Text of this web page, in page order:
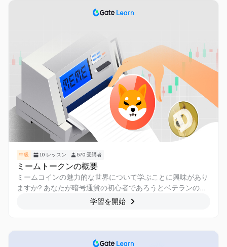
ネットワークの背後にある基本的な概念を探求するための知
ードトークンが持つ可能性を解き放ちながら、このエキサイ
ティングな旅に参加してください。
中級 10 レッスン 570 受講者
ミームトークンの概要
ミームコインの魅力的な世界について学ぶことに興味があり
ますか? あなたが暗号通貨の初心者であろうとベテランの投
資家であろうと、ミームコインは世界を席巻し、世界中で見
ど、ミームコインの深い理解を提供します。 ミームコインの
エキサイティングで予測不可能な世界を探索する準備をして
学習を開始